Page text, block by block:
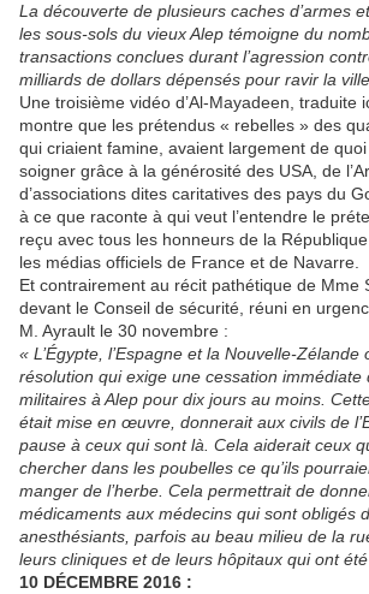
La découverte de plusieurs caches d’armes
les sous-sols du vieux Alep témoigne du
transactions conclues durant l’agression
milliards de dollars dépensés pour ravir la
Une troisième vidéo d’Al-Mayadeen, traduite
montre que les prétendus « rebelles » des
qui criaient famine, avaient largement de
soigner grâce à la générosité des USA, de
d’associations dites caritatives des pays du
à ce que raconte à qui veut l’entendre le
reçu avec tous les honneurs de la
les médias officiels de France et de Navarre.
Et contrairement au récit pathétique de Mme
devant le Conseil de sécurité, réuni en
M. Ayrault le 30 novembre :
« L’Égypte, l’Espagne et la Nouvelle-
résolution qui exige une cessation immédiate
militaires à Alep pour dix jours au moins.
était mise en œuvre, donnerait aux civils de
pause à ceux qui sont là. Cela aiderait ceux
chercher dans les poubelles ce qu’ils
manger de l’herbe. Cela permettrait de
médicaments aux médecins qui sont obligés
anesthésiants, parfois au beau milieu de la
leurs cliniques et de leurs hôpitaux qui ont
10 DÉCEMBRE 2016 :